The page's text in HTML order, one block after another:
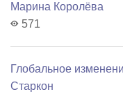
Марина Королёва
571
Глобальное
Старкон